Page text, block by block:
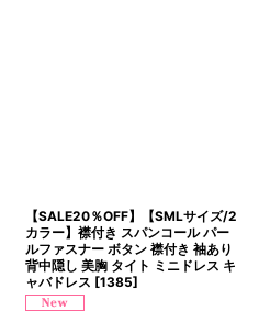
【SALE20％OFF】【SMLサイズ/2
カラー】襟付き スパンコール パー
ルファスナー ボタン 襟付き 袖あり
背中隠し 美胸 タイト ミニドレス キ
ャバドレス [1385]